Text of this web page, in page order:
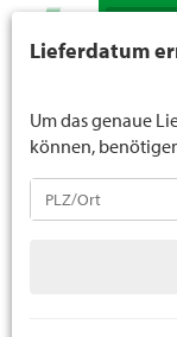
Suche
Motorgeräte
Lieferdatum
Um das genaue
können,
unter 16 Jahren.
Sie uns verbindlich